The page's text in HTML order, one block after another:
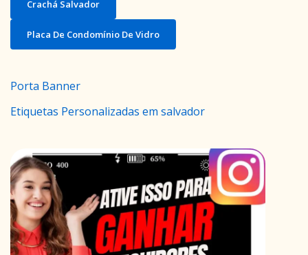
Crachá Salvador
Placa De Condomínio De Vidro
Porta Banner
Etiquetas Personalizadas em salvador